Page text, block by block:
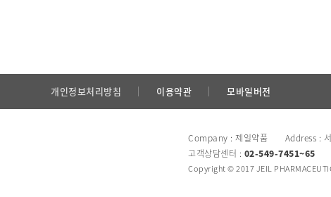
개인정보처리방침 이용약관 모바일버전
Company : 제일약품 Address : 서
고객상담센터 : 02-549-7451~65
Copyright © 2017 JEIL